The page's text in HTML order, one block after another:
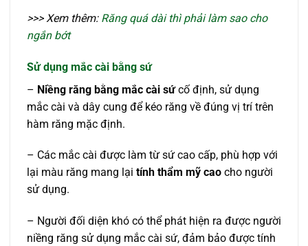
>>> Xem thêm:Răng quá dài thì phải làm sao cho
ngắn bớt
Sử dụng mắc cài bằng sứ
– Niềng răng bằng mắc cài sứcố định, sử dụng
mắc cài và dây cung để kéo răng về đúng vị trí trên
hàm răng mặc định.
– Các mắc cài được làm từ sứ cao cấp, phù hợp với
lại màu răng mang lại tính thẩm mỹ cao cho người
sử dụng.
– Người đối diện khó có thể phát hiện ra được người
niềng răng sử dụng mắc cài sứ, đảm bảo được tính